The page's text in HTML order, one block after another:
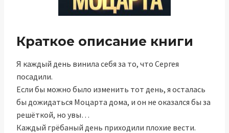
Краткое описание книги
Я каждый день винила себя за то, что Сергея
посадили.
Если бы можно было изменить тот день, я осталась
бы дожидаться Моцарта дома, и он не оказался бы за
решёткой, но увы…
Каждый грёбаный день приходили плохие вести.